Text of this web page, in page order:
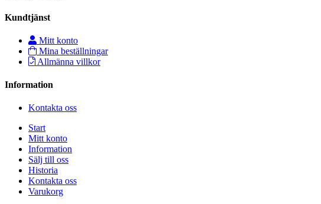
Kundtjänst
Mitt konto
Mina beställningar
Allmänna villkor
Information
Kontakta oss
Start
Mitt konto
Information
Sälj till oss
Historia
Kontakta oss
Varukorg